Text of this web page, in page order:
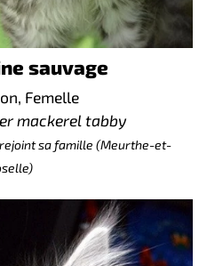
sauvage
Femelle
mackerel tabby
sa famille (Meurthe-et-